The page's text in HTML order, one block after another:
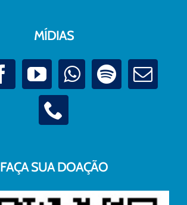
MÍDIAS
FAÇA SUA DOAÇÃO